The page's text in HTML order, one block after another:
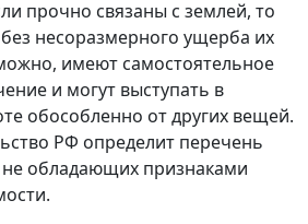
прочно связаны с землей, то
несоразмерного ущерба их
имеют самостоятельное
и могут выступать в
обособленно от других вещей.
РФ определит перечень
обладающих признаками